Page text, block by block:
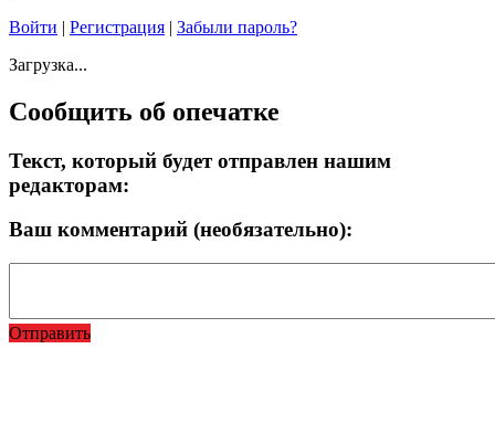
Войти | Регистрация | Забыли пароль?
Загрузка...
Сообщить об опечатке
Текст, который будет отправлен нашим
редакторам:
Ваш комментарий (необязательно):
Отправить